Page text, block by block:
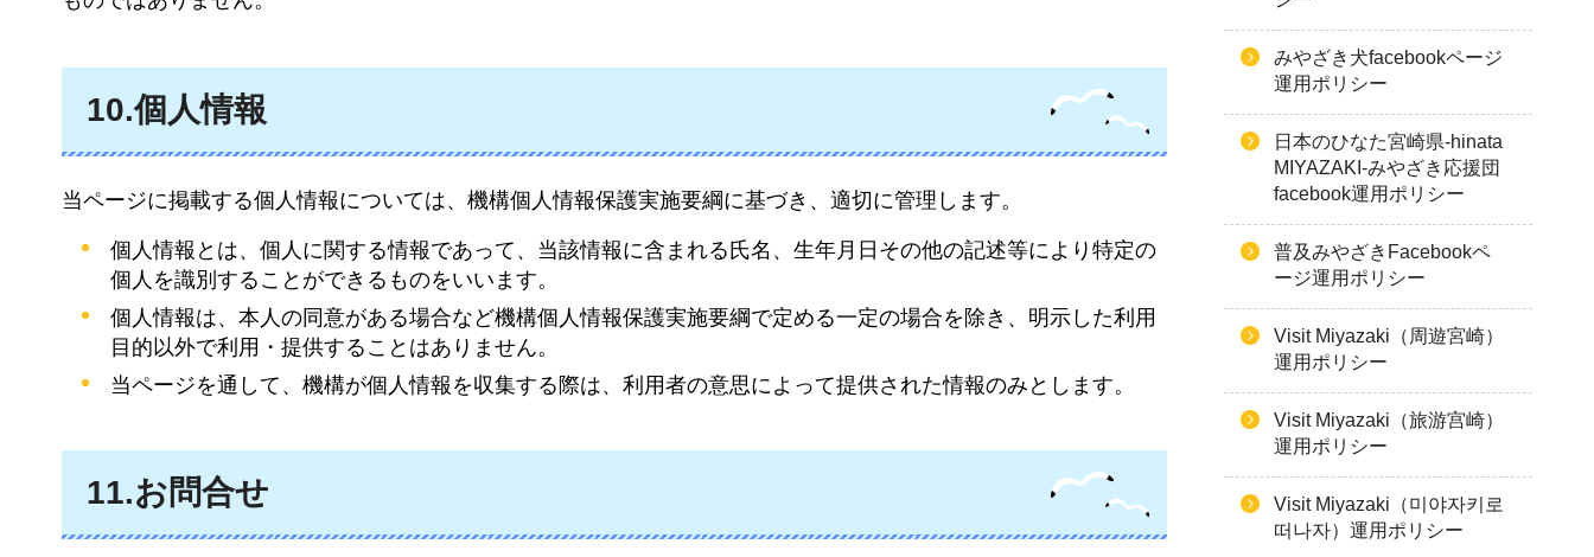
10.個人情報
当ページに掲載する個人情報については、機構個人情報保護実施要綱に基づき、適切に管理します。
個人情報とは、個人に関する情報であって、当該情報に含まれる氏名、生年月日その他の記述等により特定の
個人を識別することができるものをいいます。
個人情報は、本人の同意がある場合など機構個人情報保護実施要綱で定める一定の場合を除き、明示した利用
目的以外で利用・提供することはありません。
当ページを通して、機構が個人情報を収集する際は、利用者の意思によって提供された情報のみとします。
11.お問合せ
みやざき犬facebookページ
運用ポリシー
日本のひなた宮崎県-hinata
MIYAZAKI-みやざき応援団
facebook運用ポリシー
普及みやざきFacebookペ
ージ運用ポリシー
Visit Miyazaki（周遊宮崎）
運用ポリシー
Visit Miyazaki（旅游宫崎）
運用ポリシー
Visit Miyazaki（미야자키로
떠나자）運用ポリシー